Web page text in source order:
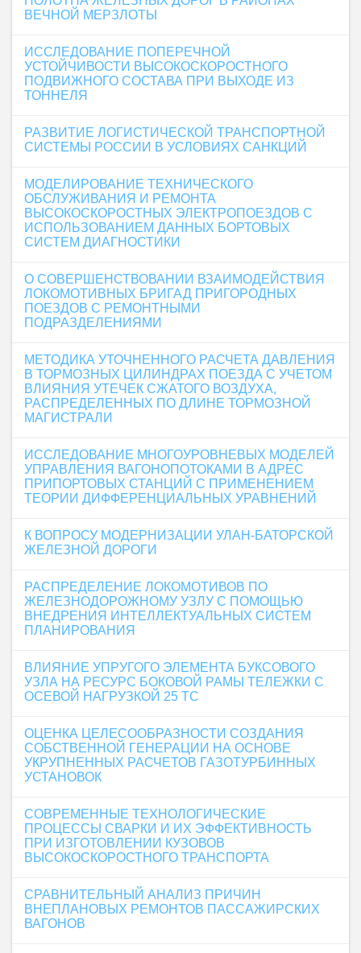
ВЕЧНОЙ МЕРЗЛОТЫ
ИССЛЕДОВАНИЕ ПОПЕРЕЧНОЙ
УСТОЙЧИВОСТИ ВЫСОКОСКОРОСТНОГО
ПОДВИЖНОГО СОСТАВА ПРИ ВЫХОДЕ ИЗ
ТОННЕЛЯ
РАЗВИТИЕ ЛОГИСТИЧЕСКОЙ ТРАНСПОРТНОЙ
СИСТЕМЫ РОССИИ В УСЛОВИЯХ САНКЦИЙ
МОДЕЛИРОВАНИЕ ТЕХНИЧЕСКОГО
ОБСЛУЖИВАНИЯ И РЕМОНТА
ВЫСОКОСКОРОСТНЫХ ЭЛЕКТРОПОЕЗДОВ С
ИСПОЛЬЗОВАНИЕМ ДАННЫХ БОРТОВЫХ
СИСТЕМ ДИАГНОСТИКИ
О СОВЕРШЕНСТВОВАНИИ ВЗАИМОДЕЙСТВИЯ
ЛОКОМОТИВНЫХ БРИГАД ПРИГОРОДНЫХ
ПОЕЗДОВ С РЕМОНТНЫМИ
ПОДРАЗДЕЛЕНИЯМИ
МЕТОДИКА УТОЧНЕННОГО РАСЧЕТА ДАВЛЕНИЯ
В ТОРМОЗНЫХ ЦИЛИНДРАХ ПОЕЗДА С УЧЕТОМ
ВЛИЯНИЯ УТЕЧЕК СЖАТОГО ВОЗДУХА,
РАСПРЕДЕЛЕННЫХ ПО ДЛИНЕ ТОРМОЗНОЙ
МАГИСТРАЛИ
ИССЛЕДОВАНИЕ МНОГОУРОВНЕВЫХ МОДЕЛЕЙ
УПРАВЛЕНИЯ ВАГОНОПОТОКАМИ В АДРЕС
ПРИПОРТОВЫХ СТАНЦИЙ С ПРИМЕНЕНИЕМ
ТЕОРИИ ДИФФЕРЕНЦИАЛЬНЫХ УРАВНЕНИЙ
К ВОПРОСУ МОДЕРНИЗАЦИИ УЛАН-БАТОРСКОЙ
ЖЕЛЕЗНОЙ ДОРОГИ
РАСПРЕДЕЛЕНИЕ ЛОКОМОТИВОВ ПО
ЖЕЛЕЗНОДОРОЖНОМУ УЗЛУ С ПОМОЩЬЮ
ВНЕДРЕНИЯ ИНТЕЛЛЕКТУАЛЬНЫХ СИСТЕМ
ПЛАНИРОВАНИЯ
ВЛИЯНИЕ УПРУГОГО ЭЛЕМЕНТА БУКСОВОГО
УЗЛА НА РЕСУРС БОКОВОЙ РАМЫ ТЕЛЕЖКИ С
ОСЕВОЙ НАГРУЗКОЙ 25 ТС
ОЦЕНКА ЦЕЛЕСООБРАЗНОСТИ СОЗДАНИЯ
СОБСТВЕННОЙ ГЕНЕРАЦИИ НА ОСНОВЕ
УКРУПНЕННЫХ РАСЧЕТОВ ГАЗОТУРБИННЫХ
УСТАНОВОК
СОВРЕМЕННЫЕ ТЕХНОЛОГИЧЕСКИЕ
ПРОЦЕССЫ СВАРКИ И ИХ ЭФФЕКТИВНОСТЬ
ПРИ ИЗГОТОВЛЕНИИ КУЗОВОВ
ВЫСОКОСКОРОСТНОГО ТРАНСПОРТА
СРАВНИТЕЛЬНЫЙ АНАЛИЗ ПРИЧИН
ВНЕПЛАНОВЫХ РЕМОНТОВ ПАССАЖИРСКИХ
ВАГОНОВ